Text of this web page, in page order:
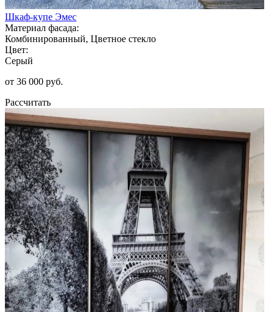
Шкаф-купе Эмес
Материал фасада:
Комбинированный, Цветное стекло
Цвет:
Серый
от 36 000 руб.
Рассчитать